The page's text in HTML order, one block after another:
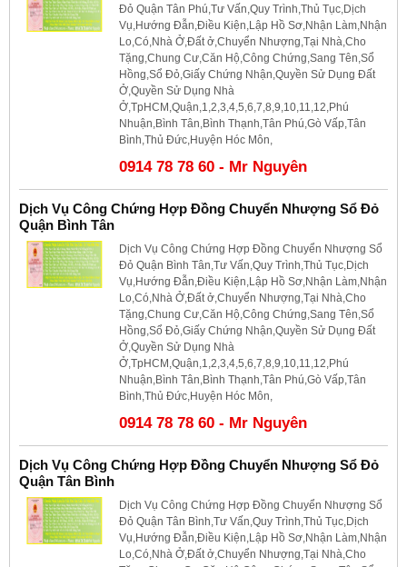
Đỏ Quận Tân Phú,Tư Vấn,Quy Trình,Thủ Tục,Dịch
Vụ,Hướng Đẫn,Điều Kiện,Lập Hồ Sơ,Nhận Làm,Nhận
Lo,Có,Nhà Ở,Đất ở,Chuyển Nhượng,Tại Nhà,Cho
Tặng,Chung Cư,Căn Hộ,Công Chứng,Sang Tên,Sổ
Hồng,Sổ Đỏ,Giấy Chứng Nhận,Quyền Sử Dụng Đất
Ở,Quyền Sử Dụng Nhà
Ở,TpHCM,Quận,1,2,3,4,5,6,7,8,9,10,11,12,Phú
Nhuận,Bình Tân,Bình Thạnh,Tân Phú,Gò Vấp,Tân
Bình,Thủ Đức,Huyện Hóc Môn,
0914 78 78 60 - Mr Nguyên
Dịch Vụ Công Chứng Hợp Đồng Chuyển Nhượng Sổ Đỏ
Quận Bình Tân
Dịch Vụ Công Chứng Hợp Đồng Chuyển Nhượng Sổ
Đỏ Quận Bình Tân,Tư Vấn,Quy Trình,Thủ Tục,Dịch
Vụ,Hướng Đẫn,Điều Kiện,Lập Hồ Sơ,Nhận Làm,Nhận
Lo,Có,Nhà Ở,Đất ở,Chuyển Nhượng,Tại Nhà,Cho
Tặng,Chung Cư,Căn Hộ,Công Chứng,Sang Tên,Sổ
Hồng,Sổ Đỏ,Giấy Chứng Nhận,Quyền Sử Dụng Đất
Ở,Quyền Sử Dụng Nhà
Ở,TpHCM,Quận,1,2,3,4,5,6,7,8,9,10,11,12,Phú
Nhuận,Bình Tân,Bình Thạnh,Tân Phú,Gò Vấp,Tân
Bình,Thủ Đức,Huyện Hóc Môn,
0914 78 78 60 - Mr Nguyên
Dịch Vụ Công Chứng Hợp Đồng Chuyển Nhượng Sổ Đỏ
Quận Tân Bình
Dịch Vụ Công Chứng Hợp Đồng Chuyển Nhượng Sổ
Đỏ Quận Tân Bình,Tư Vấn,Quy Trình,Thủ Tục,Dịch
Vụ,Hướng Đẫn,Điều Kiện,Lập Hồ Sơ,Nhận Làm,Nhận
Lo,Có,Nhà Ở,Đất ở,Chuyển Nhượng,Tại Nhà,Cho